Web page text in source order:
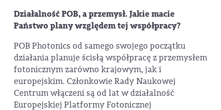
Działalność POB, a przemysł. Jakie macie
Państwo plany względem tej współpracy?
POB Photonics od samego swojego początku
działania planuje ścisłą współpracę z przemysłem
fotonicznym zarówno krajowym, jak i
europejskim. Członkowie Rady Naukowej
Centrum włączeni są od lat w działalność
Europejskiej Platformy Fotonicznej